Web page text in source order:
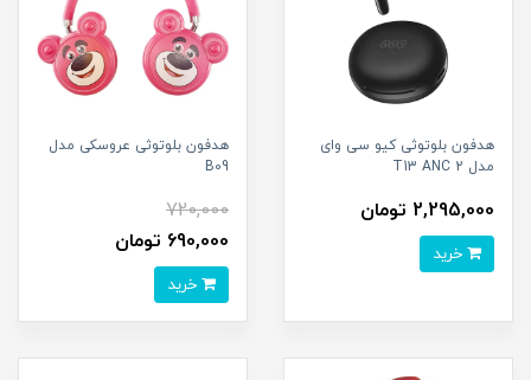
هدفون بلوتوثی کیو سی وای
مدل T13 ANC 2
2,295,000 تومان
هدفون بلوتوثی عروسکی مدل
B09
720,000
690,000 تومان